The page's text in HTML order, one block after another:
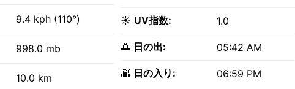
9.4 kph (110°)
998.0 mb
10.0 km
☀️ UV指数: 1.0
🌅 日の出: 05:42 AM
🌇 日の入り: 06:59 PM